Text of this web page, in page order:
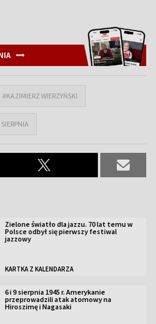
#KAZIMIERZ WIERZYŃSKI
Zielone światło dla jazzu. 70 lat temu w
Polsce odbył się pierwszy festiwal
jazzowy
KARTKA Z KALENDARZA
6 i 9 sierpnia 1945 r. Amerykanie
przeprowadzili atak atomowy na
Hiroszimę i Nagasaki